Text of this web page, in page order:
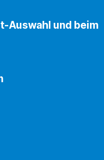
Auswahl und beim